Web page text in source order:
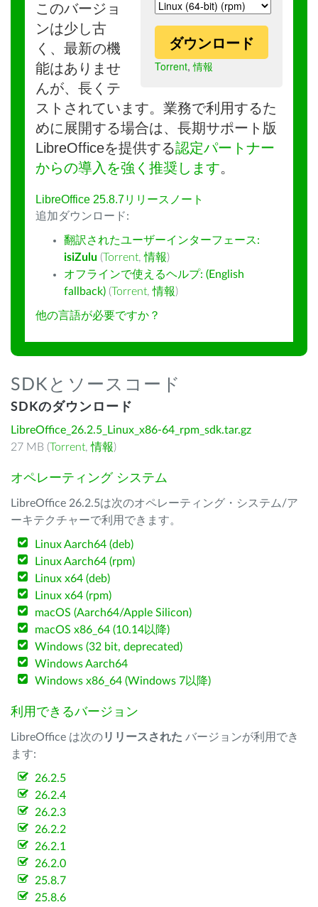
ダウンロード
Torrent,情報
このバージョ
ンは少し古
く、最新の機
能はありませ
んが、長くテ
ストされています。業務で利用するた
めに展開する場合は、長期サポート版
LibreOfficeを提供する認定パートナー
からの導入を強く推奨します。
LibreOffice 25.8.7リリースノート
追加ダウンロード:
翻訳されたユーザーインターフェース:
isiZulu (Torrent,情報)
オフラインで使えるヘルプ: (English
fallback) (Torrent,情報)
他の言語が必要ですか？
SDKとソースコード
SDKのダウンロード
LibreOffice_26.2.5_Linux_x86-64_rpm_sdk.tar.gz
27 MB (Torrent,情報)
オペレーティング システム
LibreOffice 26.2.5は次のオペレーティング・システム/ア
ーキテクチャーで利用できます。
Linux Aarch64 (deb)
Linux Aarch64 (rpm)
Linux x64 (deb)
Linux x64 (rpm)
macOS (Aarch64/Apple Silicon)
macOS x86_64 (10.14以降)
Windows (32 bit, deprecated)
Windows Aarch64
Windows x86_64 (Windows 7以降)
利用できるバージョン
LibreOffice は次のリリースされた バージョンが利用でき
ます:
26.2.5
26.2.4
26.2.3
26.2.2
26.2.1
26.2.0
25.8.7
25.8.6